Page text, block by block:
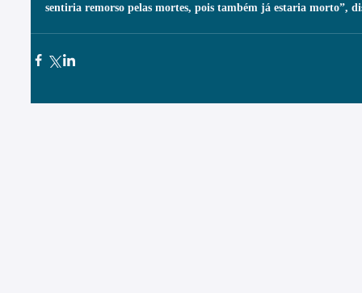
sentiria remorso pelas mortes, pois também já estaria morto”,